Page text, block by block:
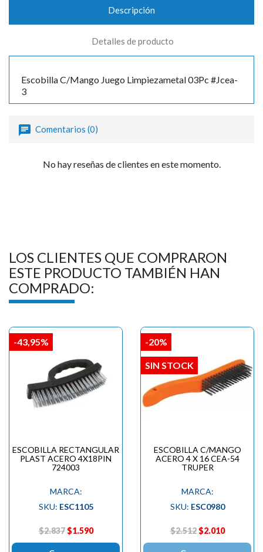
Descripción
Detalles de producto
Escobilla C/Mango Juego Limpiezametal 03Pc #Jcea-
3
Comentarios (0)
No hay reseñas de clientes en este momento.
LOS CLIENTES QUE COMPRARON
ESTE PRODUCTO TAMBIÉN HAN
COMPRADO:
ESCOBILLA RECTANGULAR
PLAST ACERO 4X18PIN
724003
MARCA:
SKU: ESC1105
$2.837 $1.590
-43,95%
ESCOBILLA C/MANGO
ACERO 4 X 16 CEA-54
TRUPER
MARCA:
SKU: ESC0980
$2.512 $2.010
-20%
SIN STOCK